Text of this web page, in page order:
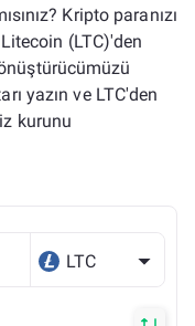
Kripto paranızı
(LTC)'den
yazın ve LTC'den
kurunu
LTC